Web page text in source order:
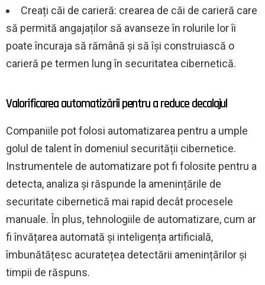
Creați căi de carieră: crearea de căi de carieră care
să permită angajaților să avanseze în rolurile lor îi
poate încuraja să rămână și să își construiască o
carieră pe termen lung în securitatea cibernetică.
Valorificarea automatizării pentru a reduce decalajul
Companiile pot folosi automatizarea pentru a umple
golul de talent în domeniul securității cibernetice.
Instrumentele de automatizare pot fi folosite pentru a
detecta, analiza și răspunde la amenințările de
securitate cibernetică mai rapid decât procesele
manuale. În plus, tehnologiile de automatizare, cum ar
fi învățarea automată și inteligența artificială,
îmbunătățesc acuratețea detectării amenințărilor și
timpii de răspuns.